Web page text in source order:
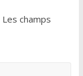
Les champs